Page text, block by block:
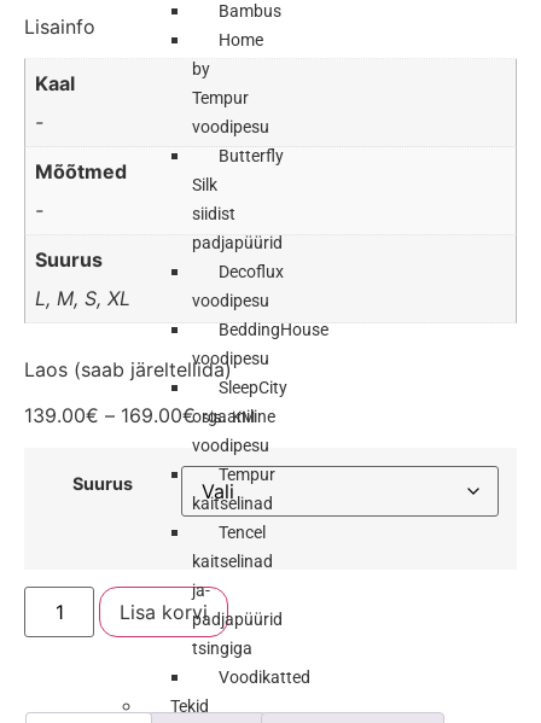
Bambus
Home
by
Tempur
voodipesu
Butterfly
Silk
siidist
padjapüürid
Decoflux
voodipesu
BeddingHouse
voodipesu
SleepCity
orgaaniline
voodipesu
Tempur
kaitselinad
Tencel
kaitselinad
ja-
padjapüürid
tsingiga
Voodikatted
Tekid
Lisainfo
Kaal
-
Mõõtmed
-
Suurus
L, M, S, XL
Laos (saab järeltellida)
139.00€ – 169.00€ sis. KM
Suurus
Lisa korvi